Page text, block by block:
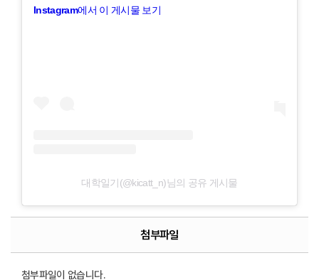
Instagram에서 이 게시물 보기
대학일기(@kicatt_n)님의 공유 게시물
첨부파일
첨부파일이 없습니다.